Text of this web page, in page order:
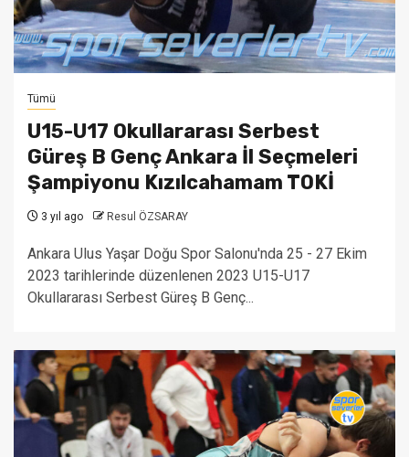
Tümü
U15-U17 Okullararası Serbest
Güreş B Genç Ankara İl Seçmeleri
Şampiyonu Kızılcahamam TOKİ
3 yıl ago Resul ÖZSARAY
Ankara Ulus Yaşar Doğu Spor Salonu'nda 25 - 27 Ekim
2023 tarihlerinde düzenlenen 2023 U15-U17
Okullararası Serbest Güreş B Genç...